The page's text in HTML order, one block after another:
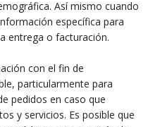
Así mismo cuando
específica para
entrega o facturación.
con el fin de
particularmente para
pedidos en caso que
y servicios. Es posible que